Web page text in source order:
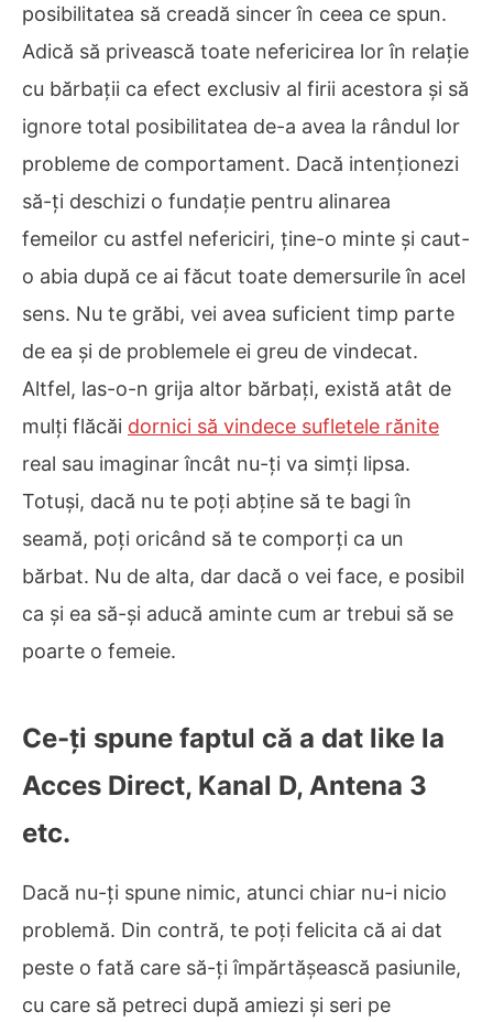
posibilitatea să creadă sincer în ceea ce spun.
Adică să privească toate nefericirea lor în relație
cu bărbații ca efect exclusiv al firii acestora și să
ignore total posibilitatea de-a avea la rândul lor
probleme de comportament. Dacă intenționezi
să-ți deschizi o fundație pentru alinarea
femeilor cu astfel nefericiri, ține-o minte și caut-
o abia după ce ai făcut toate demersurile în acel
sens. Nu te grăbi, vei avea suficient timp parte
de ea și de problemele ei greu de vindecat.
Altfel, las-o-n grija altor bărbați, există atât de
mulți flăcăi dornici să vindece sufletele rănite
real sau imaginar încât nu-ți va simți lipsa.
Totuși, dacă nu te poți abține să te bagi în
seamă, poți oricând să te comporți ca un
bărbat. Nu de alta, dar dacă o vei face, e posibil
ca și ea să-și aducă aminte cum ar trebui să se
poarte o femeie.
Ce-ți spune faptul că a dat like la
Acces Direct, Kanal D, Antena 3
etc.
Dacă nu-ți spune nimic, atunci chiar nu-i nicio
problemă. Din contră, te poți felicita că ai dat
peste o fată care să-ți împărtășească pasiunile,
cu care să petreci după amiezi și seri pe